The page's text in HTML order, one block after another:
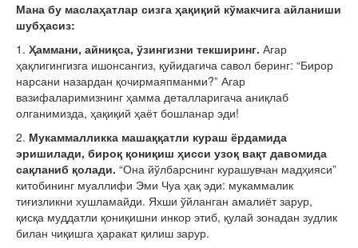
Мана бу маслаҳатлар сизга ҳақиқий кўмакчига айланиши
шубҳасиз:
1. Ҳаммани, айниқса, ўзингизни текширинг. Агар
ҳақлигингизга ишонсангиз, қуйидагича савол беринг: “Бирор
нарсани назардан қочирмаяпманми?” Агар
вазифаларимизнинг ҳамма деталларигача аниқлаб
олганимизда, ҳақиқий ҳаёт бошланар эди!
2. Мукаммалликка машаққатли кураш ёрдамида
эришилади, бироқ қониқиш ҳисси узоқ вақт давомида
сақланиб қолади. “Она йўлбарснинг курашувчан мадҳияси”
китобининг муаллифи Эми Чуа ҳақ эди: мукаммалик
тиғизликни хушламайди. Яхши ўйланган амалиёт зарур,
қисқа муддатли қониқишни инкор этиб, қулай зонадан зудлик
билан чиқишга ҳаракат қилиш зарур.